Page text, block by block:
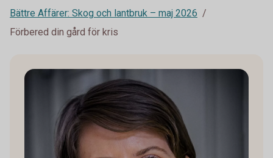
Bättre Affärer: Skog och lantbruk – maj 2026
Förbered din gård för kris